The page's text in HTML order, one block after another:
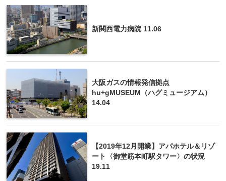
新関西電力病院 11.06
大阪ガスの情報発信拠点
hu+gMUSEUM（ハグミュージアム）
14.04
【2019年12月開業】アパホテル＆リゾ
ート〈御堂筋本町駅タワー〉の状況
19.11